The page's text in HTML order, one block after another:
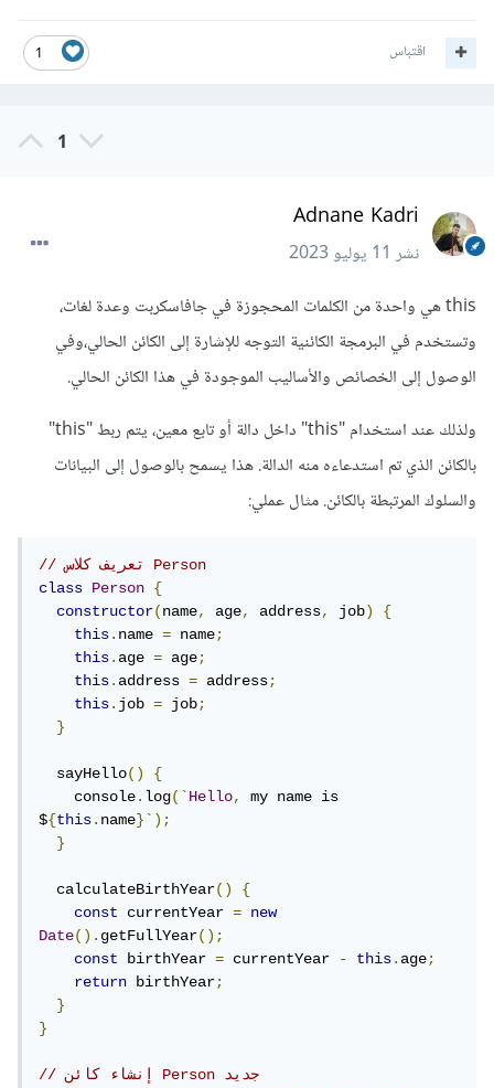
1 اقتباس
1
Adnane Kadri
نشر11 يوليو 2023
this هي واحدة من الكلمات المحجوزة في جافاسكربت وعدة لغات،
وتستخدم في البرمجة الكائنية التوجه للإشارة إلى الكائن الحالي،وفي
الوصول إلى الخصائص والأساليب الموجودة في هذا الكائن الحالي.
ولذلك عند استخدام "this" داخل دالة أو تابع معين، يتم ربط "this"
بالكائن الذي تم استدعاءه منه الدالة. هذا يسمح بالوصول إلى البيانات
والسلوك المرتبطة بالكائن. مثال عملي:
// تعريف كلاس Person
class
Person
{
constructor(name, age, address, job)
{
this.name = name;
this.age = age;
this.address = address;
this.job = job;
}
  sayHello
()
{
    console
.log(`Hello,
my name is
${this.name}`);
}
  calculateBirthYear
()
{
const
currentYear =
new
Date().getFullYear();
const
birthYear = currentYear - this.age;
return birthYear;
}
}
// إنشاء كائن Person جديد